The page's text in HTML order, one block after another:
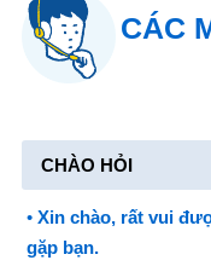
CÁC
CHÀO HỎI
• Xin chào, rất vui
gặp bạn.